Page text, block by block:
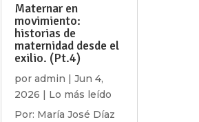
Maternar en
movimiento:
historias de
maternidad desde el
exilio. (Pt.4)
por admin
Jun 4,
2026
Lo más leído
Por: María José Díaz